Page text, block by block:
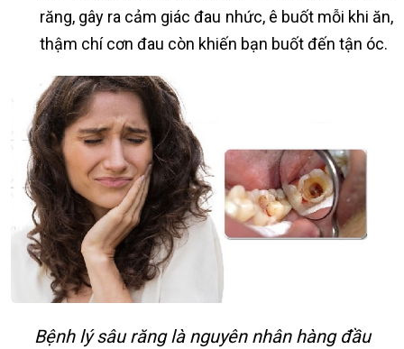
răng, gây ra cảm giác đau nhức, ê buốt mỗi khi ăn,
thậm chí cơn đau còn khiến bạn buốt đến tận óc.
Bệnh lý sâu răng là nguyên nhân hàng đầu